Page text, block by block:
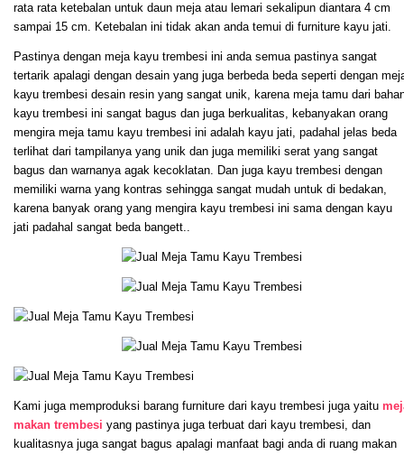
rata rata ketebalan untuk daun meja atau lemari sekalipun diantara 4 cm
sampai 15 cm. Ketebalan ini tidak akan anda temui di furniture kayu jati.
Pastinya dengan meja kayu trembesi ini anda semua pastinya sangat
tertarik apalagi dengan desain yang juga berbeda beda seperti dengan
kayu trembesi desain resin yang sangat unik, karena meja tamu dari
kayu trembesi ini sangat bagus dan juga berkualitas, kebanyakan orang
mengira meja tamu kayu trembesi ini adalah kayu jati, padahal jelas beda
terlihat dari tampilanya yang unik dan juga memiliki serat yang sangat
bagus dan warnanya agak kecoklatan. Dan juga kayu trembesi dengan
memiliki warna yang kontras sehingga sangat mudah untuk di bedakan,
karena banyak orang yang mengira kayu trembesi ini sama dengan kayu
jati padahal sangat beda bangett..
Kami juga memproduksi barang furniture dari kayu trembesi juga yaitu
makan trembesi yang pastinya juga terbuat dari kayu trembesi, dan
kualitasnya juga sangat bagus apalagi manfaat bagi anda di ruang makan